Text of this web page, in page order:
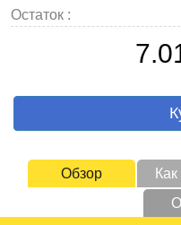
Остаток :
Обзор